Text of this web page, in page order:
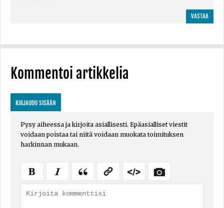
VASTAA
Kommentoi artikkelia
KIRJAUDU SISÄÄN
Pysy aiheessa ja kirjoita asiallisesti. Epäasialliset viestit
voidaan poistaa tai niitä voidaan muokata toimituksen
harkinnan mukaan.